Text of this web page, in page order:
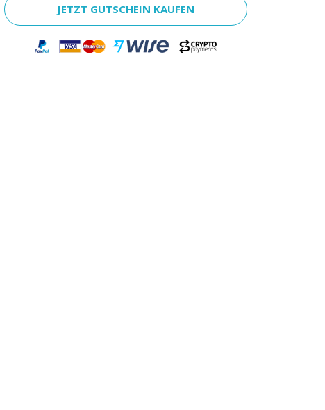
JETZT GUTSCHEIN KAUFEN